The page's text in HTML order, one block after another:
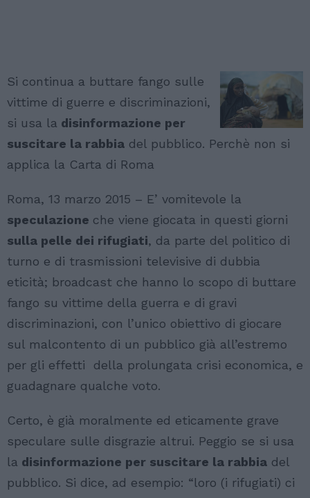
Si continua a buttare fango sulle
vittime di guerre e discriminazioni,
si usa la disinformazione per
suscitare la rabbia del pubblico. Perchè non si
applica la Carta di Roma
Roma, 13 marzo 2015 – E’ vomitevole la
speculazione che viene giocata in questi giorni
sulla pelle dei rifugiati, da parte del politico di
turno e di trasmissioni televisive di dubbia
eticità; broadcast che hanno lo scopo di buttare
fango su vittime della guerra e di gravi
discriminazioni, con l’unico obiettivo di giocare
sul malcontento di un pubblico già all’estremo
per gli effetti della prolungata crisi economica, e
guadagnare qualche voto.
Certo, è già moralmente ed eticamente grave
speculare sulle disgrazie altrui. Peggio se si usa
la disinformazione per suscitare la rabbia del
pubblico. Si dice, ad esempio: “loro (i rifugiati) ci